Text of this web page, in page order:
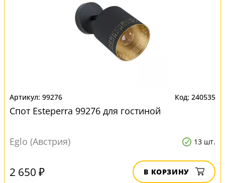
99276 240535
Спот Esteperra 99276 для гостиной
Eglo (Австрия) 13 шт.
2 650 ₽ В КОРЗИНУ